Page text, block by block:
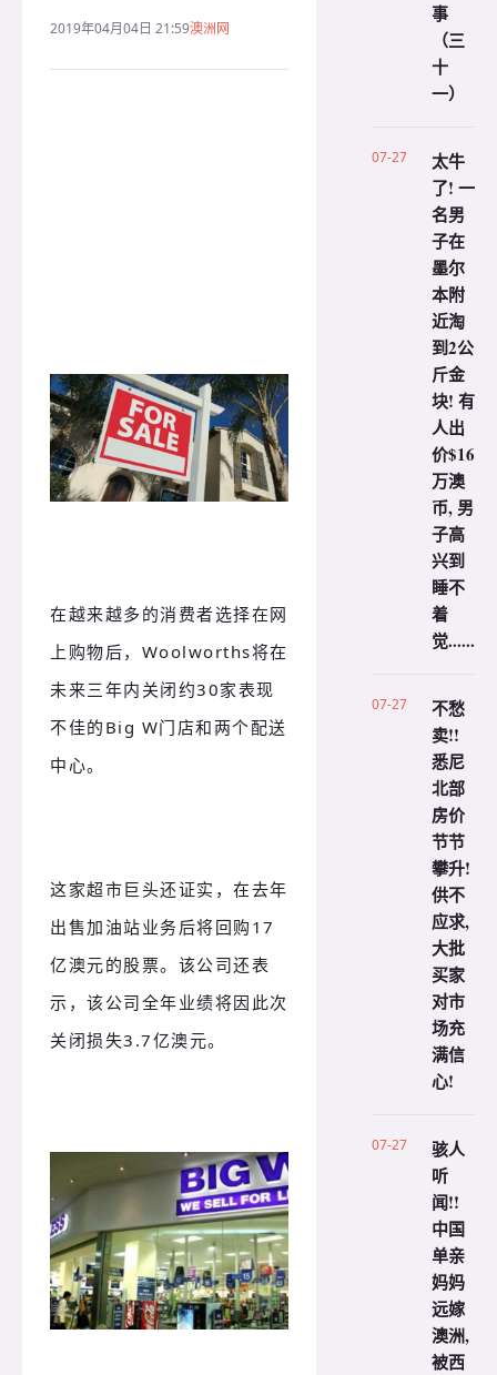
2019年04月04日 21:59澳洲网
在越来越多的消费者选择在网
上购物后，Woolworths将在
未来三年内关闭约30家表现
不佳的Big W门店和两个配送
中心。
这家超市巨头还证实，在去年
出售加油站业务后将回购17
亿澳元的股票。该公司还表
示，该公司全年业绩将因此次
关闭损失3.7亿澳元。
事
（三
十
一）
07-27
太牛
了! 一
名男
子在
墨尔
本附
近淘
到2公
斤金
块! 有
人出
价$16
万澳
币, 男
子高
兴到
睡不
着
觉......
07-27
不愁
卖!!
悉尼
北部
房价
节节
攀升!
供不
应求,
大批
买家
对市
场充
满信
心!
07-27
骇人
听
闻!!
中国
单亲
妈妈
远嫁
澳洲,
被西